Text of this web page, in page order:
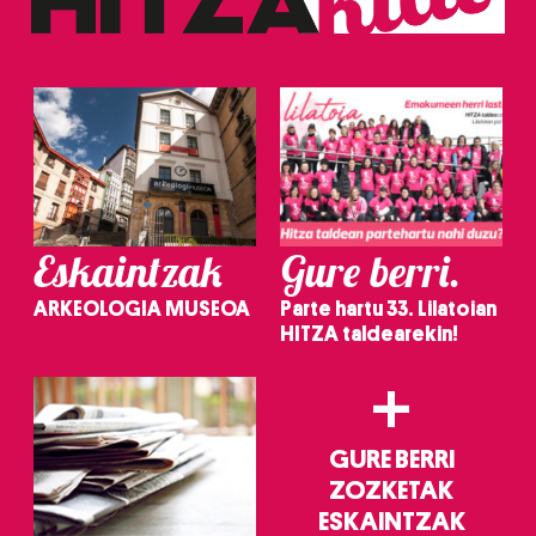
Eskaintzak
ARKEOLOGIA MUSEOA
Gure berri.
Parte hartu 33. Lilatoian
HITZA taldearekin!
+
GURE BERRI
ZOZKETAK
ESKAINTZAK